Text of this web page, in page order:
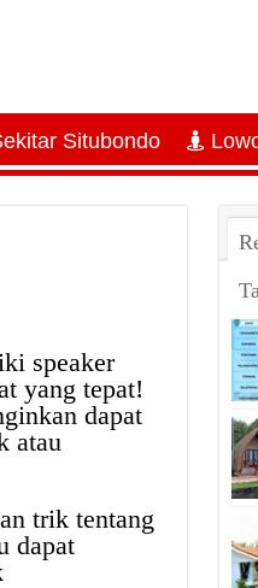
Situbondo
speaker
yang tepat!
dapat
atau
trik tentang
dapat